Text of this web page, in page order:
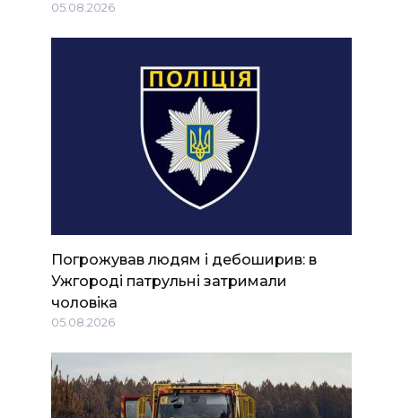
05.08.2026
Погрожував людям і дебоширив: в
Ужгороді патрульні затримали
чоловіка
05.08.2026